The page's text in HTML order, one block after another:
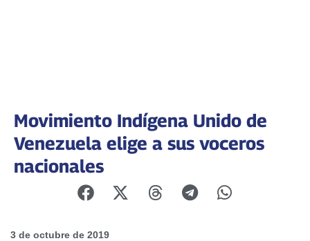
Movimiento Indígena Unido de
Venezuela elige a sus voceros
nacionales
3 de octubre de 2019